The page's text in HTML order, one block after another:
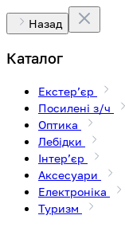
Назад
Каталог
Екстерʼєр
Посилені з/ч
Оптика
Лебідки
Інтерʼєр
Аксесуари
Електроніка
Туризм